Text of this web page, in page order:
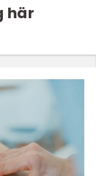
här